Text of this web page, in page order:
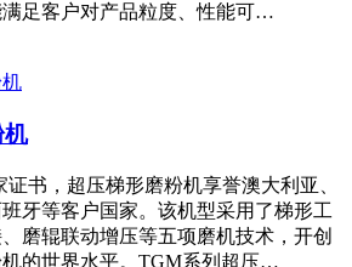
足客户对产品粒度、性能可…
机
书，超压梯形磨粉机享誉澳大利亚、
牙等客户国家。该机型采用了梯形工
磨辊联动增压等五项磨机技术，开创
的世界水平。TGM系列超压…